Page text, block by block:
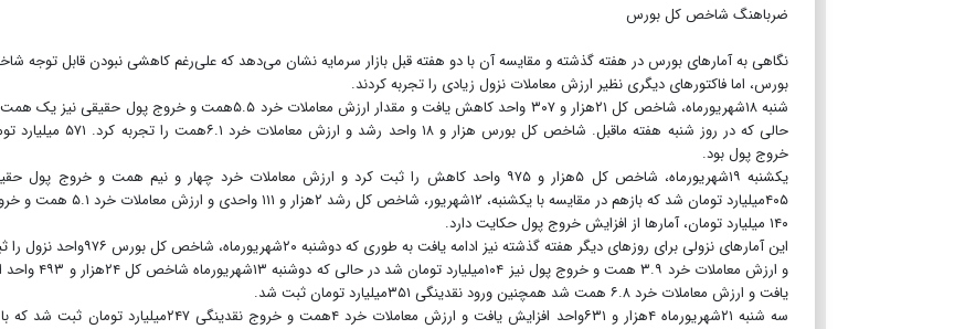
ضرباهنگ شاخص کل بورس
نگاهی به آمارهای بورس در هفته گذشته و مقایسه آن با دو هفته قبل بازار سرمایه نشان می‌دهد که علی‌رغم کاهشی نبودن قابل توجه
بورس، اما فاکتورهای دیگری نظیر ارزش معاملات نزول زیادی را تجربه کردند.
شنبه ۱۸شهریورماه، شاخص کل ۲۱هزار و ۳۰۷ واحد کاهش یافت و مقدار ارزش معاملات خرد ۵.۵همت و خروج پول
حالی که در روز شنبه هفته ماقبل. شاخص کل بورس هزار و ۱۸ واحد رشد و ارزش
خروج پول بود.
یکشنبه ۱۹شهریورماه، شاخص کل ۵هزار و ۹۷۵ واحد کاهش را ثبت کرد و ارزش معاملات خرد چهار و نیم همت و خروج پول
۴۰۵میلیارد تومان شد که بازهم در مقایسه با یکشنبه، ۱۲شهریور، شاخص کل رشد
۱۴۰ میلیارد تومان، آمارها از افزایش خروج پول حکایت دارد.
این آمارهای نزولی برای روزهای دیگر هفته گذشته نیز ادامه یافت به طوری که دوشنبه
و ارزش معاملات خرد ۳.۹ همت و خروج پول نیز ۱۰۴میلیارد
یافت و ارزش معاملات خرد ۶.۸ همت شد همچنین ورود نقدینگی ۳۵۱میلیارد تومان ثبت شد.
سه شنبه ۲۱شهریورماه ۴هزار و ۶۳۱واحد افزایش یافت و ارزش معاملات خرد ۴همت و خروج نقدینگی